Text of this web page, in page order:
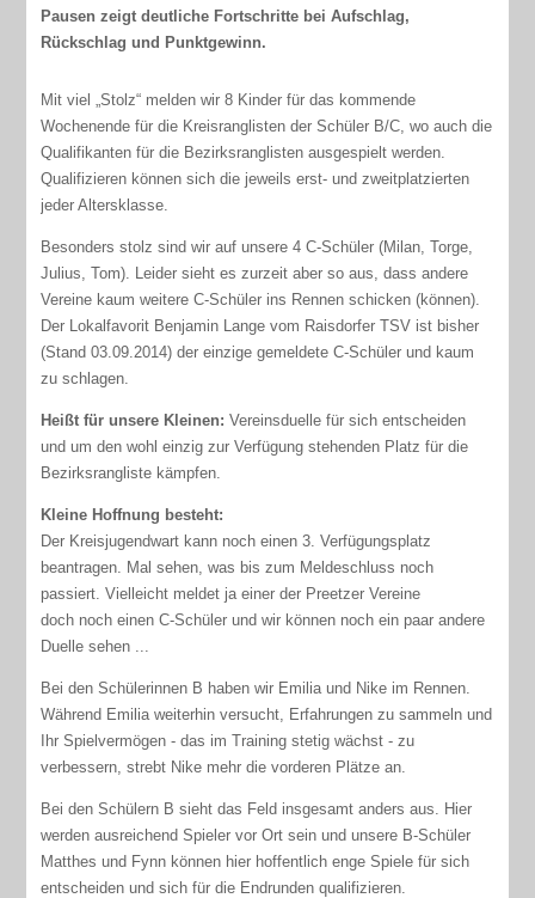
Pausen zeigt deutliche Fortschritte bei Aufschlag,
Rückschlag und Punktgewinn.
Mit viel „Stolz“ melden wir 8 Kinder für das kommende
Wochenende für die Kreisranglisten der Schüler B/C, wo auch die
Qualifikanten für die Bezirksranglisten ausgespielt werden.
Qualifizieren können sich die jeweils erst- und zweitplatzierten
jeder Altersklasse.
Besonders stolz sind wir auf unsere 4 C-Schüler (Milan, Torge,
Julius, Tom). Leider sieht es zurzeit aber so aus, dass andere
Vereine kaum weitere C-Schüler ins Rennen schicken (können).
Der Lokalfavorit Benjamin Lange vom Raisdorfer TSV ist bisher
(Stand 03.09.2014) der einzige gemeldete C-Schüler und kaum
zu schlagen.
Heißt für unsere Kleinen: Vereinsduelle für sich entscheiden
und um den wohl einzig zur Verfügung stehenden Platz für die
Bezirksrangliste kämpfen.
Kleine Hoffnung besteht:
Der Kreisjugendwart kann noch einen 3. Verfügungsplatz
beantragen. Mal sehen, was bis zum Meldeschluss noch
passiert. Vielleicht meldet ja einer der Preetzer Vereine
doch noch einen C-Schüler und wir können noch ein paar andere
Duelle sehen ...
Bei den Schülerinnen B haben wir Emilia und Nike im Rennen.
Während Emilia weiterhin versucht, Erfahrungen zu sammeln und
Ihr Spielvermögen - das im Training stetig wächst - zu
verbessern, strebt Nike mehr die vorderen Plätze an.
Bei den Schülern B sieht das Feld insgesamt anders aus. Hier
werden ausreichend Spieler vor Ort sein und unsere B-Schüler
Matthes und Fynn können hier hoffentlich enge Spiele für sich
entscheiden und sich für die Endrunden qualifizieren.